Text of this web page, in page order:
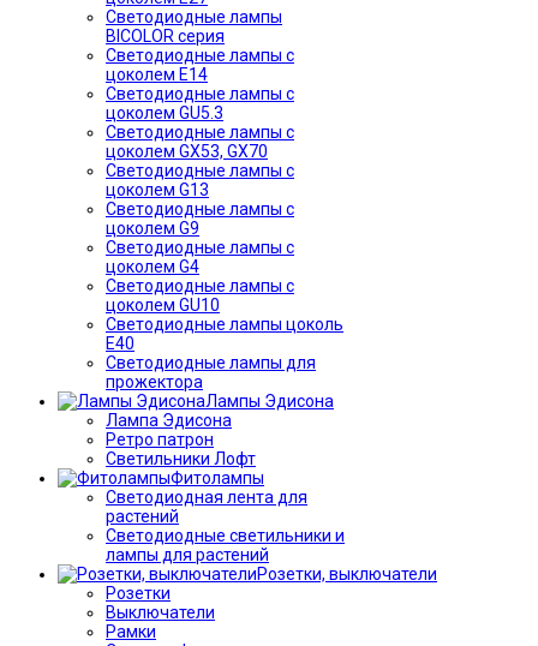
Светодиодные лампы
BICOLOR серия
Светодиодные лампы с
цоколем E14
Светодиодные лампы с
цоколем GU5.3
Светодиодные лампы с
цоколем GX53, GX70
Светодиодные лампы с
цоколем G13
Светодиодные лампы с
цоколем G9
Светодиодные лампы с
цоколем G4
Светодиодные лампы с
цоколем GU10
Светодиодные лампы цоколь
Е40
Светодиодные лампы для
прожектора
Лампы Эдисона
Лампа Эдисона
Ретро патрон
Светильники Лофт
Фитолампы
Светодиодная лента для
растений
Светодиодные светильники и
лампы для растений
Розетки, выключатели
Розетки
Выключатели
Рамки